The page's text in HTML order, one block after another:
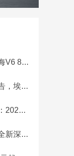
启预售
发关注
万元起
上市！